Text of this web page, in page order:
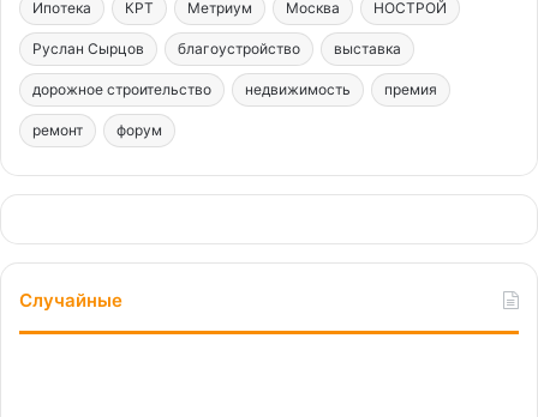
Ипотека КРТ Метриум Москва НОСТРОЙ
Руслан Сырцов благоустройство выставка
дорожное строительство недвижимость премия
ремонт форум
Случайные